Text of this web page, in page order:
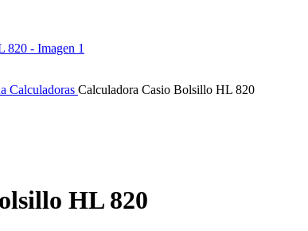
Calculadoras Calculadora Casio Bolsillo HL 820
HL 820